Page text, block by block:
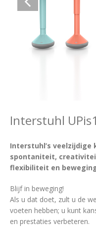
Interstuhl
Interstuhl’s veelzijdige
spontaniteit,
flexibiliteit en
Blijf in beweging!
Als u dat doet, zult u de
voeten hebben; u kunt
en prestaties verbeteren.